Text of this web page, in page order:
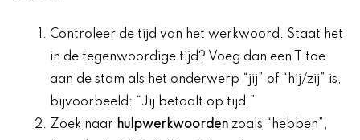
Controleer de tijd van het werkwoord. Staat het
in de tegenwoordige tijd? Voeg dan een T toe
aan de stam als het onderwerp “jij” of “hij/zij” is,
bijvoorbeeld: “Jij betaalt op tijd.”
Zoek naar hulpwerkwoorden zoals “hebben”,